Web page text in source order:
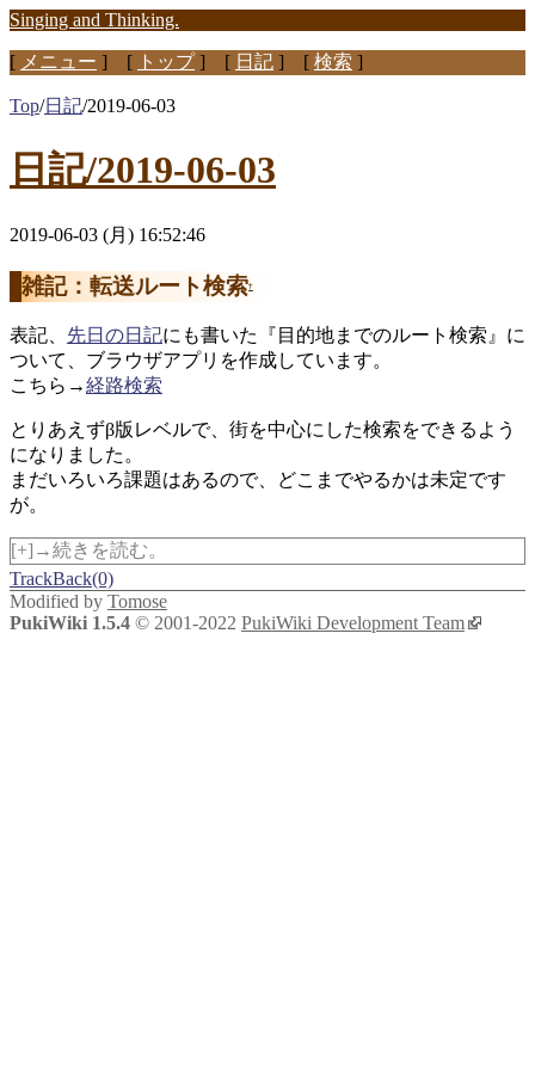
Singing and Thinking.
[ メニュー ] [ トップ] [ 日記 ] [ 検索 ]
Top/日記/2019-06-03
日記/2019-06-03
2019-06-03 (月) 16:52:46
雑記：転送ルート検索†
表記、 先日の日記にも書いた『目的地までのルート検索』に
ついて、ブラウザアプリを作成しています。
こちら→経路検索
とりあえずβ版レベルで、街を中心にした検索をできるよう
になりました。
まだいろいろ課題はあるので、どこまでやるかは未定です
が。
[+]→続きを読む。
TrackBack(0)
Modified by Tomose
PukiWiki 1.5.4 © 2001-2022 PukiWiki Development Team